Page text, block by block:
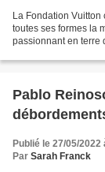
La Fondation
toutes ses formes la
passionnant en terre
Pablo
Publié le 27/05/2022
Par Sarah Franck